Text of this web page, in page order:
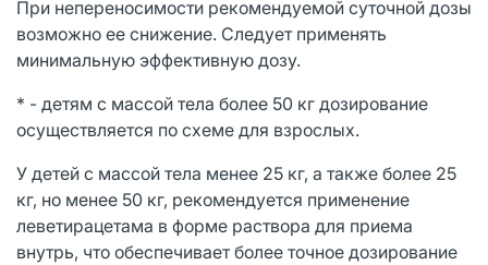
При непереносимости рекомендуемой суточной дозы
возможно ее снижение. Следует применять
минимальную эффективную дозу.
* - детям с массой тела более 50 кг дозирование
осуществляется по схеме для взрослых.
У детей с массой тела менее 25 кг, а также более 25
кг, но менее 50 кг, рекомендуется применение
леветирацетама в форме раствора для приема
внутрь, что обеспечивает более точное дозирование